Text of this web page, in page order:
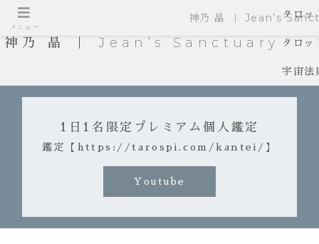
神乃 晶 ｜ Jean’s Sanctuary
タロッ
タロッ
宇宙法
1日1名限定プレミアム個人鑑定
鑑定【https://tarospi.com/kantei/】
Youtube
メニュー
神乃 晶 ｜ Jean’s